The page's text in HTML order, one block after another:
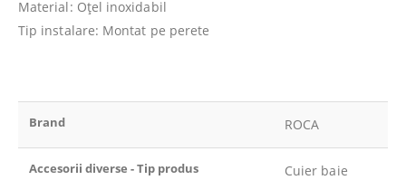
Material: Oţel inoxidabil
Tip instalare: Montat pe perete
Brand ROCA
Accesorii diverse - Tip produs Cuier baie